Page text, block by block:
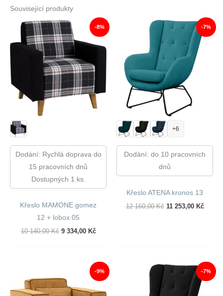
Související produkty
-8%
Dodání: Rychlá doprava do
15 pracovních dnů
Dostupných 1 ks.
Křeslo MAMONE gomez
12 + lobox 05
10 140,00Kč Původní
9 334,00 KčAktuální
334,00 Kč.
-7%
+6
Dodání: do 10 pracovních
dnů
Křeslo ATENA kronos 13
12 160,00Kč Původní
11 253,00 Kč
-9% -7%